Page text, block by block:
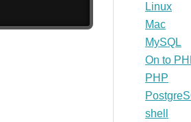
Linux
Mac
MySQL
On to
PHP
shell